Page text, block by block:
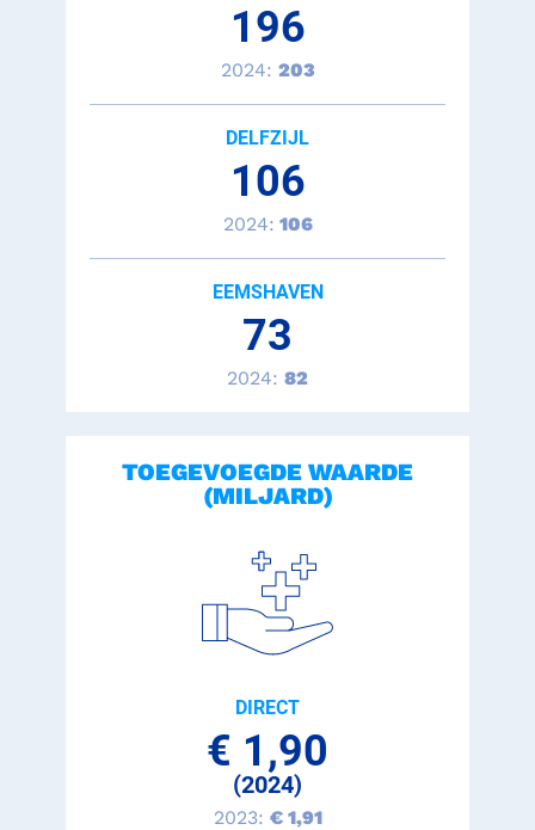
196
2024: 203
DELFZIJL
106
2024: 106
EEMSHAVEN
73
2024: 82
TOEGEVOEGDE WAARDE
(MILJARD)
DIRECT
€ 1,90
(2024)
2023: € 1,91